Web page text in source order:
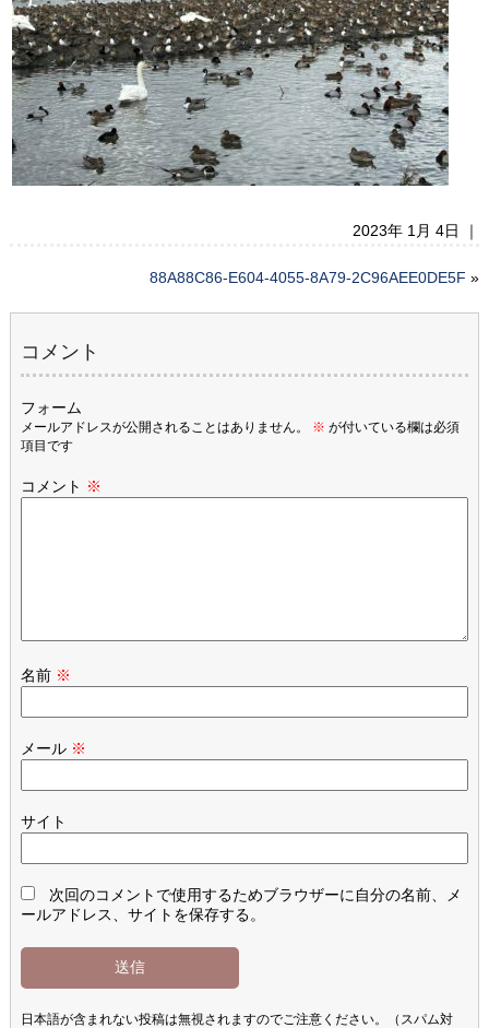
2023年 1月 4日 ｜
88A88C86-E604-4055-8A79-2C96AEE0DE5F »
コメント
フォーム
メールアドレスが公開されることはありません。 ※ が付いている欄は必須
項目です
コメント ※
名前 ※
メール ※
サイト
次回のコメントで使用するためブラウザーに自分の名前、メ
ールアドレス、サイトを保存する。
日本語が含まれない投稿は無視されますのでご注意ください。（スパム対